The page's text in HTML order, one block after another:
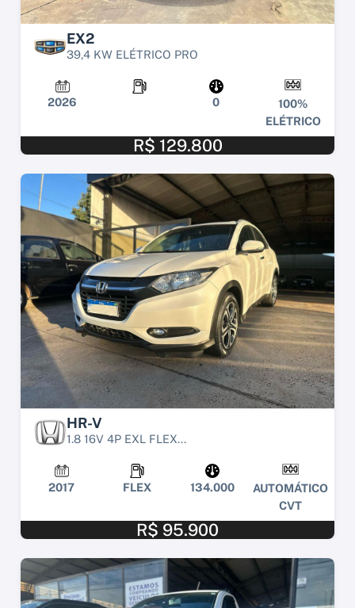
EX2
39,4 KW ELÉTRICO PRO
2026 0
100%
ELÉTRICO
R$ 129.800
HR-V
1.8 16V 4P EXL FLEX...
2017 FLEX 134.000
AUTOMÁTICO
CVT
R$ 95.900